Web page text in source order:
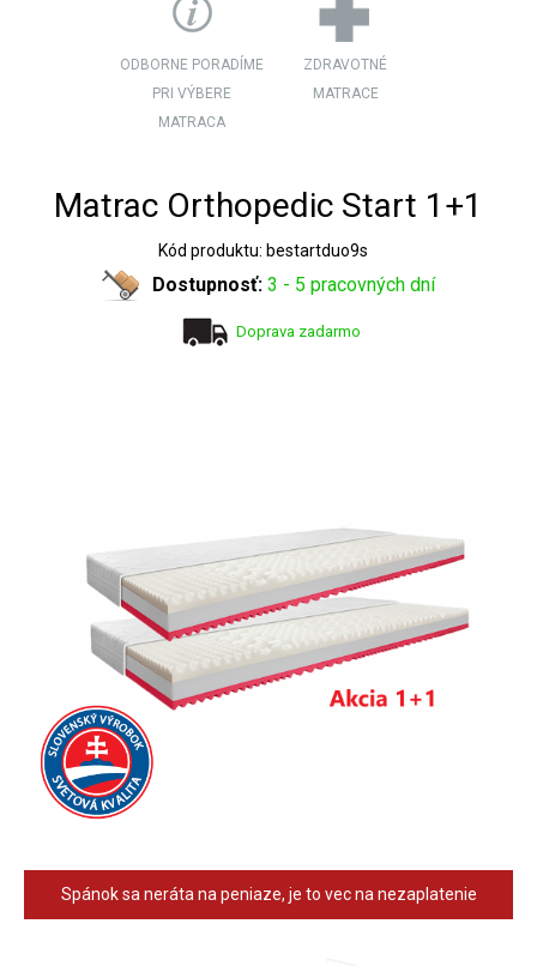
ODBORNE PORADÍME
PRI VÝBERE
MATRACA
ZDRAVOTNÉ
MATRACE
Matrac Orthopedic Start 1+1
Kód produktu: bestartduo9s
Dostupnosť: 3 - 5 pracovných dní
Doprava zadarmo
Spánok sa neráta na peniaze, je to vec na nezaplatenie